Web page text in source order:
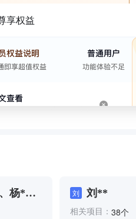
享权益
杨*、
刘 刘**
相关项目： 38个